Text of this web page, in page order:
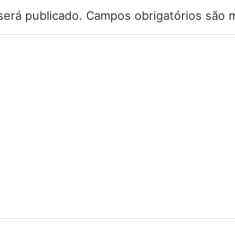
publicado. Campos obrigatórios são